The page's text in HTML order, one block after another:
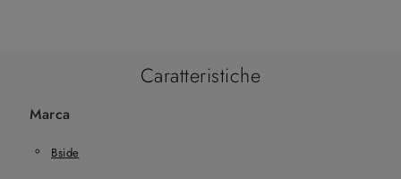
Caratteristiche
Marca
Bside